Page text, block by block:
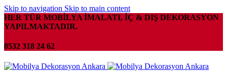
Skip to navigation Skip to main content
HER TÜR MOBİLYA İMALATI, İÇ & DIŞ DEKORASYON
YAPILMAKTADIR.
0532 318 24 62